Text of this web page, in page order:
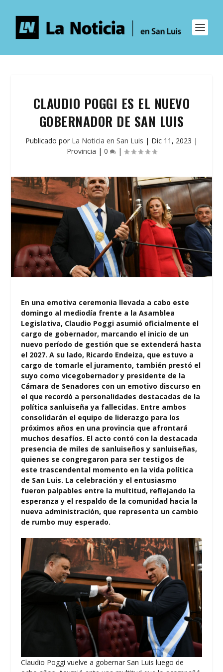
CLAUDIO POGGI ES EL NUEVO
GOBERNADOR DE SAN LUIS
Publicado por La Noticia en San Luis | Dic 11, 2023 |
Provincia | 0 |
En una emotiva ceremonia llevada a cabo este
domingo al mediodía frente a la Asamblea
Legislativa, Claudio Poggi asumió oficialmente el
cargo de gobernador, marcando el inicio de un
nuevo período de gestión que se extenderá hasta
el 2027. A su lado, Ricardo Endeiza, que estuvo a
cargo de tomarle el juramento, también prestó el
suyo como vicegobernador y presidente de la
Cámara de Senadores con un emotivo discurso en
el que recordó a personalidades destacadas de la
política sanluiseña ya fallecidas. Entre ambos
consolidarán el equipo de liderazgo para los
próximos años en una provincia que afrontará
muchos desafíos. El acto contó con la destacada
presencia de miles de sanluiseños y sanluiseñas,
quienes se congregaron para ser testigos de
este trascendental momento en la vida política
de San Luis. La celebración y el entusiasmo
fueron palpables entre la multitud, reflejando la
esperanza y el respaldo de la comunidad hacia la
nueva administración, que representa un cambio
de rumbo muy esperado.
Claudio Poggi vuelve a gobernar San Luis luego de